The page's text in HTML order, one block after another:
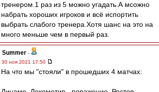
тренером.1 раз из 5 можно угадать.А мсожно
набрать хороших игроков и всё испортить
выбрать слабого тренера.Хотя шанс на это на
много меньше чем в первый раз.
Summer -
30 ноя 2021 17:50
На что мы "стояли" в прошедших 4 матчах: